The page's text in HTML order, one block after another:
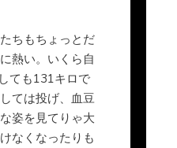
ちもちょっとだ
熱い。いくら自
ても131キロで
ては投げ、血豆
姿を見てりゃ大
なくなったりも